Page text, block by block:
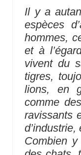
Il y a
espèces
hommes,
et à
vivent du
tigres,
lions, en
comme
ravissants
Combien